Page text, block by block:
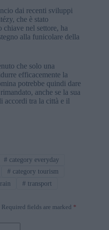
dai recenti sviluppi
che è stato
chiave nel settore, ha
alla funicolare della
che solo una
efficacemente la
potrebbe quindi dare
anche se la sua
accordi tra la città e il
# category everyday
#category tourism
# transport
Required fields are marked *